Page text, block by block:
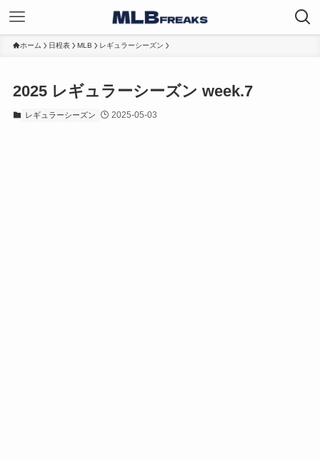
ホーム 日程表 MLB レギュラーシーズン
2025 レギュラーシーズン week.7
レギュラーシーズン 2025-05-03